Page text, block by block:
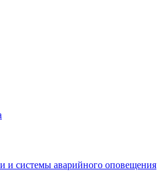
и системы аварийного оповещения